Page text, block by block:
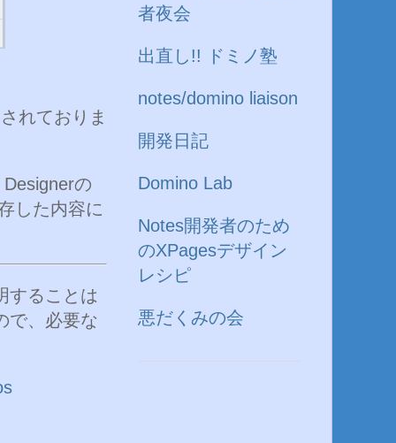
れておりま
の
した内容に
することは
で、必要な
者夜会
出直し!! ドミノ塾
notes/domino liaison
開発日記
Domino Lab
Notes開発者のため
のXPagesデザイン
レシピ
悪だくみの会